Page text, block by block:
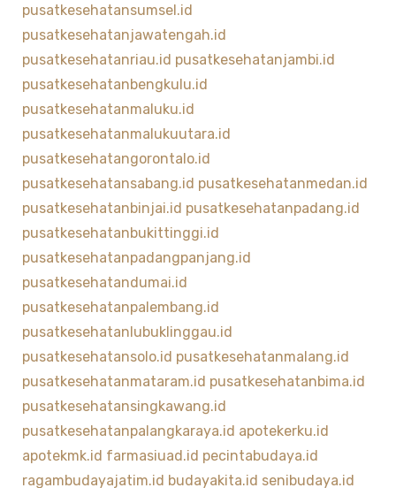
pusatkesehatansumsel.id
pusatkesehatanjawatengah.id
pusatkesehatanriau.id pusatkesehatanjambi.id
pusatkesehatanbengkulu.id
pusatkesehatanmaluku.id
pusatkesehatanmalukuutara.id
pusatkesehatangorontalo.id
pusatkesehatansabang.id pusatkesehatanmedan.id
pusatkesehatanbinjai.id pusatkesehatanpadang.id
pusatkesehatanbukittinggi.id
pusatkesehatanpadangpanjang.id
pusatkesehatandumai.id
pusatkesehatanpalembang.id
pusatkesehatanlubuklinggau.id
pusatkesehatansolo.id pusatkesehatanmalang.id
pusatkesehatanmataram.id pusatkesehatanbima.id
pusatkesehatansingkawang.id
pusatkesehatanpalangkaraya.id apotekerku.id
apotekmk.id farmasiuad.id pecintabudaya.id
ragambudayajatim.id budayakita.id senibudaya.id